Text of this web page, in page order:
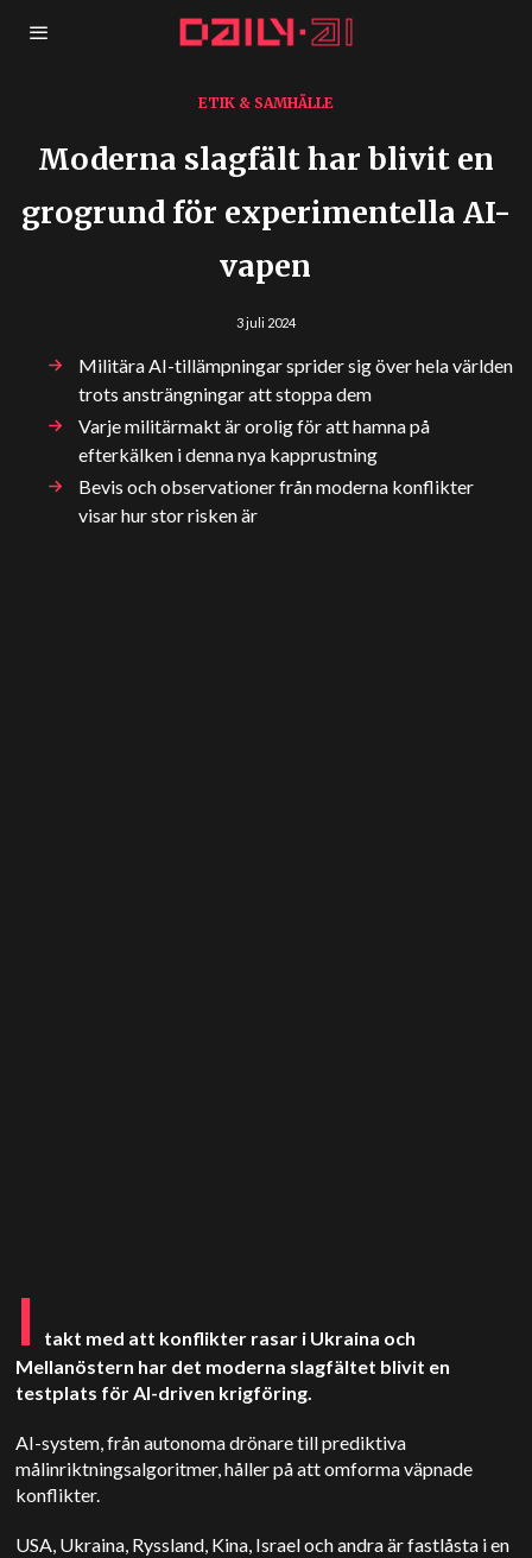
ETIK & SAMHÄLLE
Moderna slagfält har blivit en
grogrund för experimentella AI-
vapen
3 juli 2024
Militära AI-tillämpningar sprider sig över hela världen
trots ansträngningar att stoppa dem
Varje militärmakt är orolig för att hamna på
efterkälken i denna nya kapprustning
Bevis och observationer från moderna konflikter
visar hur stor risken är
I
takt med att konflikter rasar i Ukraina och
Mellanöstern har det moderna slagfältet blivit en
testplats för AI-driven krigföring.
AI-system, från autonoma drönare till prediktiva
målinriktningsalgoritmer, håller på att omforma väpnade
konflikter.
USA, Ukraina, Ryssland, Kina, Israel och andra är fastlåsta i en